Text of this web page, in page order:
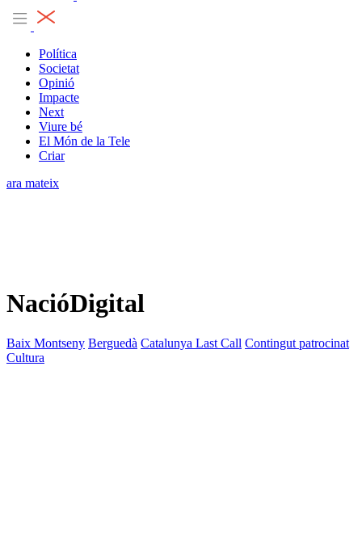
Política
Societat
Opinió
Impacte
Next
Viure bé
El Món de la Tele
Criar
ara mateix
NacióDigital
Baix Montseny Berguedà Catalunya Last Call Contingut patrocinat
Cultura